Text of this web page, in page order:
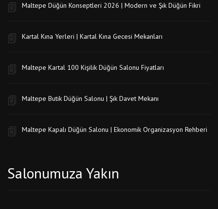
Maltepe Düğün Konseptleri 2026 | Modern ve Şık Düğün Fikri
Kartal Kına Yerleri | Kartal Kına Gecesi Mekanları
Maltepe Kartal 100 Kişilik Düğün Salonu Fiyatları
Maltepe Butik Düğün Salonu | Şık Davet Mekanı
Maltepe Kapalı Düğün Salonu | Ekonomik Organizasyon Rehberi
Salonumuza Yakın